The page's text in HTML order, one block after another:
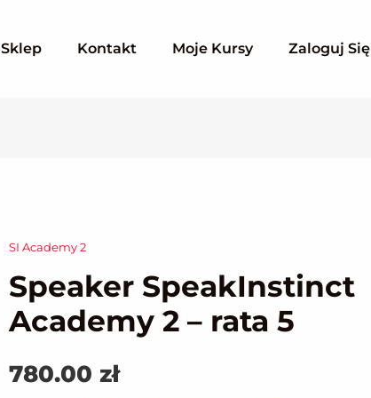
Sklep Kontakt Moje Kursy Zaloguj Się
SI Academy 2
Speaker SpeakInstinct
Academy 2 – rata 5
780.00zł
ilość
Speaker
SpeakInstinct
Academy
2